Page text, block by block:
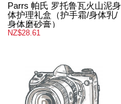
Parrs 帕氏 罗托鲁瓦火山泥身
体护理礼盒（护手霜/身体乳/
身体磨砂膏）
NZ$28.61